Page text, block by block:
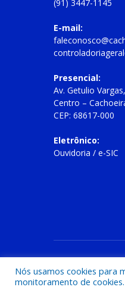
(91) 3447-1145
E-mail:
Presencial:
Av. Getulio
Centro –
CEP: 68617-000
Eletrônico:
Ouvidoria / e-SIC
Nós usamos cookies para
monitoramento de